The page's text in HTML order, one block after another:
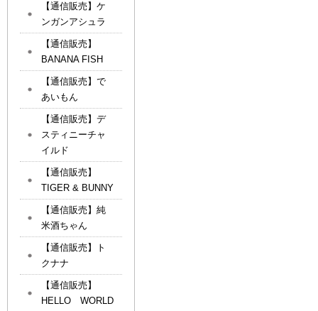
【通信販売】ケ
ンガンアシュラ
【通信販売】
BANANA FISH
【通信販売】で
あいもん
【通信販売】デ
スティニーチャ
イルド
【通信販売】
TIGER & BUNNY
【通信販売】純
米酒ちゃん
【通信販売】ト
クナナ
【通信販売】
HELLO WORLD